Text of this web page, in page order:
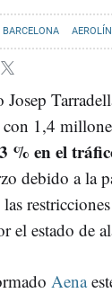
BARCELONA
1,4
% en el
debido a la
el estado de
Aena